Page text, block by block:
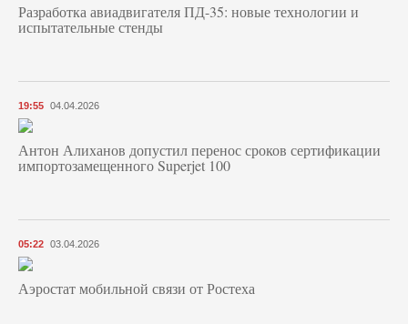
Разработка авиадвигателя ПД-35: новые технологии и
испытательные стенды
19:55 04.04.2026
Антон Алиханов допустил перенос сроков сертификации
импортозамещенного Superjet 100
05:22 03.04.2026
Аэростат мобильной связи от Ростеха